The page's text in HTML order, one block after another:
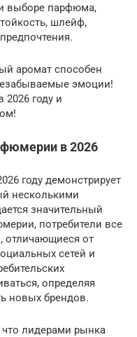
выборе парфюма,
шлейф,
аромат способен
эмоции!
году и
в 2026
году демонстрирует
несколькими
значительный
потребители все
отличающиеся от
сетей и
определяя
новых брендов.
что лидерами рынка